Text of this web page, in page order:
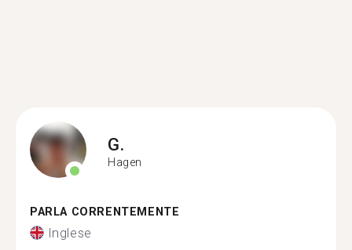
G.
Hagen
PARLA CORRENTEMENTE
Inglese